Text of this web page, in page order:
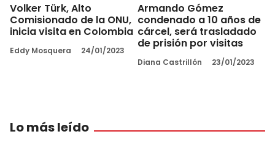
Volker Türk, Alto
Comisionado de la ONU,
inicia visita en Colombia
Eddy Mosquera 24/01/2023
Armando Gómez
condenado a 10 años de
cárcel, será trasladado
de prisión por visitas
Diana Castrillón 23/01/2023
Lo más leído